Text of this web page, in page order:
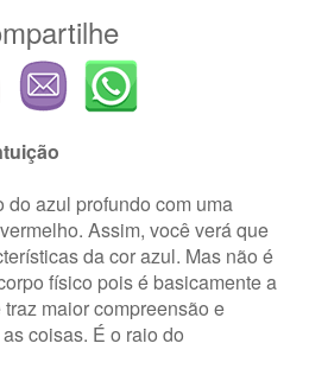
azul profundo com uma
Assim, você verá que
da cor azul. Mas não é
físico pois é basicamente a
maior compreensão e
coisas. É o raio do